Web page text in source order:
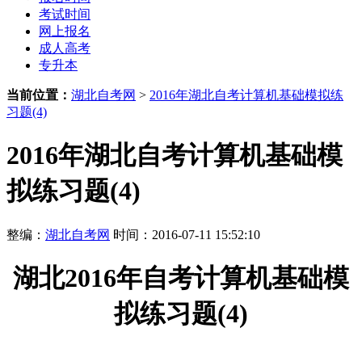
考试时间
网上报名
成人高考
专升本
当前位置： 湖北自考网 > 2016年湖北自考计算机基础模拟练
习题(4)
2016年湖北自考计算机基础模
拟练习题(4)
整编： 湖北自考网 时间：2016-07-11 15:52:10
湖北2016年自考计算机基础模
拟练习题(4)